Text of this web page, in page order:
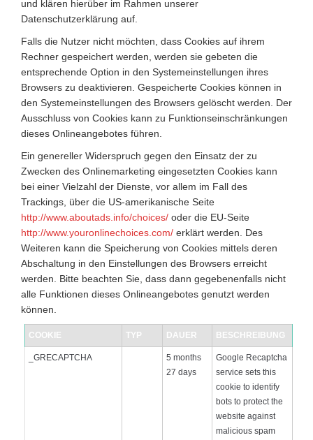
und klären hierüber im Rahmen unserer
Datenschutzerklärung auf.
Falls die Nutzer nicht möchten, dass Cookies auf ihrem
Rechner gespeichert werden, werden sie gebeten die
entsprechende Option in den Systemeinstellungen ihres
Browsers zu deaktivieren. Gespeicherte Cookies können in
den Systemeinstellungen des Browsers gelöscht werden. Der
Ausschluss von Cookies kann zu Funktionseinschränkungen
dieses Onlineangebotes führen.
Ein genereller Widerspruch gegen den Einsatz der zu
Zwecken des Onlinemarketing eingesetzten Cookies kann
bei einer Vielzahl der Dienste, vor allem im Fall des
Trackings, über die US-amerikanische Seite
http://www.aboutads.info/choices/ oder die EU-Seite
http://www.youronlinechoices.com/ erklärt werden. Des
Weiteren kann die Speicherung von Cookies mittels deren
Abschaltung in den Einstellungen des Browsers erreicht
werden. Bitte beachten Sie, dass dann gegebenenfalls nicht
alle Funktionen dieses Onlineangebotes genutzt werden
können.
COOKIE TYP DAUER BESCHREIBUNG
_GRECAPTCHA
5 months
27 days
Google Recaptcha
service sets this
cookie to identify
bots to protect the
website against
malicious spam